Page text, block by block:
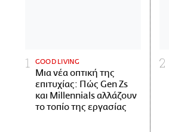
GOOD LIVING
Μια νέα οπτική της
επιτυχίας: Πώς Gen Zs
και Millennials αλλάζουν
το τοπίο της εργασίας